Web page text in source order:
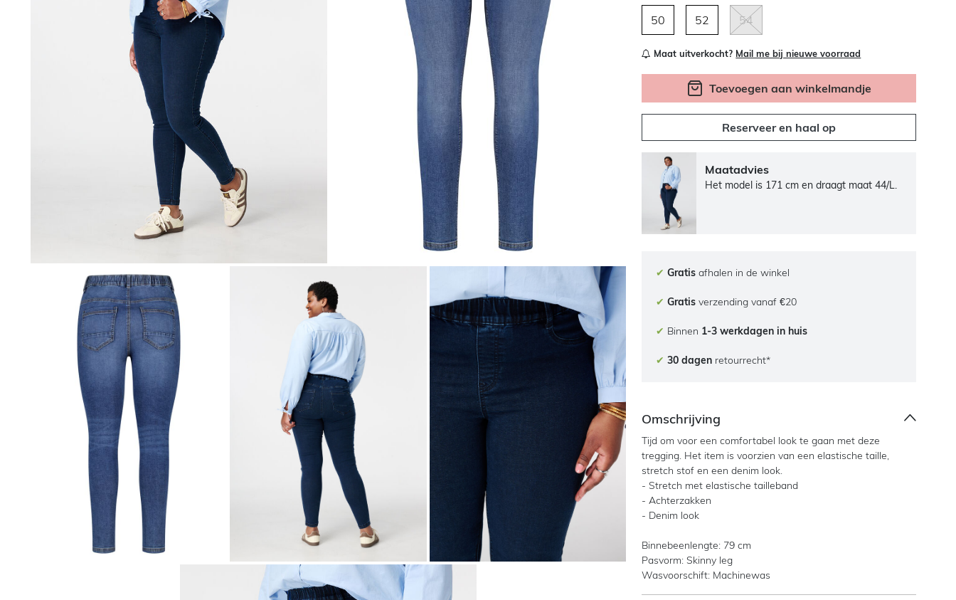
50 52 54
Maat uitverkocht? Mail me bij nieuwe voorraad
Toevoegen aan winkelmandje
Reserveer en haal op
Maatadvies
Het model is 171 cm en draagt maat 44/L.
✔ Gratis afhalen in de winkel
✔ Gratis verzending vanaf €20
✔ Binnen 1-3 werkdagen in huis
✔ 30 dagen retourrecht*
Omschrijving
Tijd om voor een comfortabel look te gaan met deze
tregging. Het item is voorzien van een elastische taille,
stretch stof en een denim look.
- Stretch met elastische tailleband
- Achterzakken
- Denim look
Binnebeenlengte: 79 cm
Pasvorm: Skinny leg
Wasvoorschift: Machinewas